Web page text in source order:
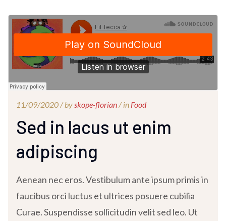
11/09/2020 /byskope-florian/ in Food
Sed in lacus ut enim
adipiscing
Aenean nec eros. Vestibulum ante ipsum primis in
faucibus orci luctus et ultrices posuere cubilia
Curae. Suspendisse sollicitudin velit sed leo. Ut